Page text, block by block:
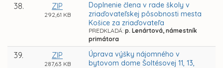
38. ZIP
292,61 KB
Doplnenie člena v rade školy v
zriaďovateľskej pôsobnosti mesta
Košice za zriaďovateľa
PREDKLADÁ: p. Lenártová, námestník
primátora
39. ZIP
287,63 KB
Úprava výšky nájomného v
bytovom dome Šoltésovej 11, 13,